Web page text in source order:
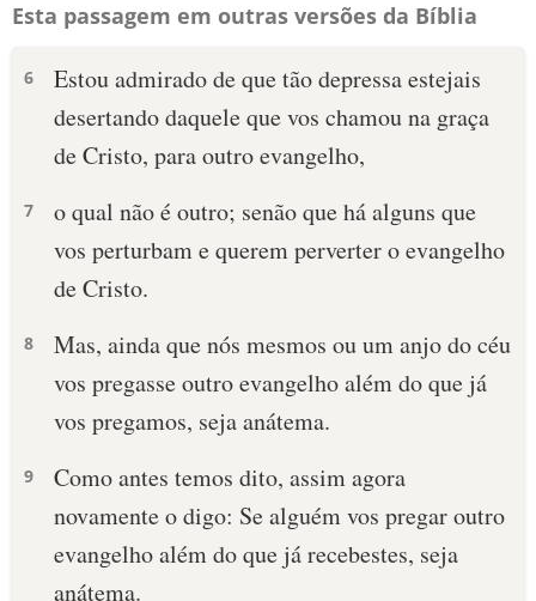
Esta passagem em outras versões da Bíblia
6
Estou admirado de que tão depressa estejais
desertando daquele que vos chamou na graça
de Cristo, para outro evangelho,
7
o qual não é outro; senão que há alguns que
vos perturbam e querem perverter o evangelho
de Cristo.
8
Mas, ainda que nós mesmos ou um anjo do céu
vos pregasse outro evangelho além do que já
vos pregamos, seja anátema.
9
Como antes temos dito, assim agora
novamente o digo: Se alguém vos pregar outro
evangelho além do que já recebestes, seja
anátema.